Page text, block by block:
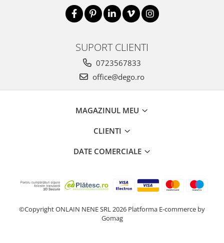
SUPORT CLIENTI
0723567833
office@dego.ro
MAGAZINUL MEU
CLIENTI
DATE COMERCIALE
©Copyright ONLAIN NENE SRL 2026 Platforma E-commerce by
Gomag